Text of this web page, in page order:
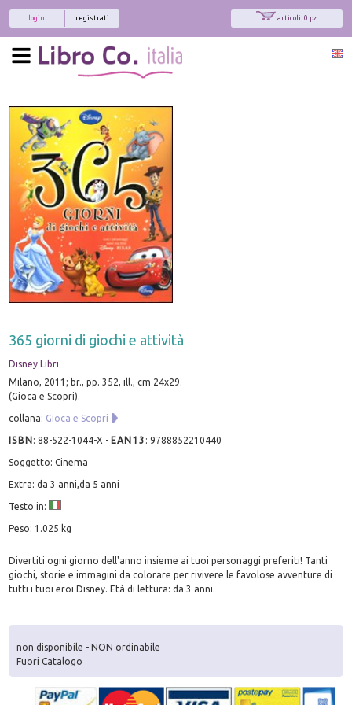
articoli: 0 pz.
registrati
login
365 giorni di giochi e attività
Disney Libri
Milano, 2011; br., pp. 352, ill., cm 24x29.
(Gioca e Scopri).
collana: Gioca e Scopri
ISBN:88-522-1044-X - EAN13 :9788852210440
Soggetto: Cinema
Extra: da 3 anni,da 5 anni
Testo in:
Peso: 1.025 kg
Divertiti ogni giorno dell'anno insieme ai tuoi personaggi preferiti! Tanti
giochi, storie e immagini da colorare per rivivere le favolose avventure di
tutti i tuoi eroi Disney. Età di lettura: da 3 anni.
non disponibile - NON ordinabile
Fuori Catalogo